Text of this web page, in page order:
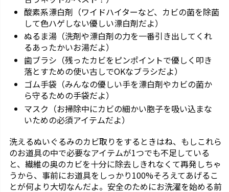
酸素系漂白剤（ワイドハイターなど、カビの菌を除菌
して色ハゲしない優しい漂白剤だよ）
ぬるま湯（洗剤や漂白剤の力を一番引き出してくれ
るあったかいお湯だよ）
歯ブラシ（残ったカビをピンポイントで優しく叩き
落とすための使い古しでOKなブラシだよ）
ゴム手袋（みんなの優しい手を漂白剤やカビの菌か
ら守るための手袋だよ）
マスク（お掃除中にカビの細かい胞子を吸い込まな
いための必須アイテムだよ）
洗えるぬいぐるみのカビ取りをするときはね、もしこれら
のお道具の中で必要なアイテムが1つでも不足している
と、繊維の奥のカビを十分に除去しきれなくて再発しちゃ
うから、事前にお道具をしっかり100%そろえてあげるこ
とが何より大切なんだよ。安全のためにお洗濯を始める前